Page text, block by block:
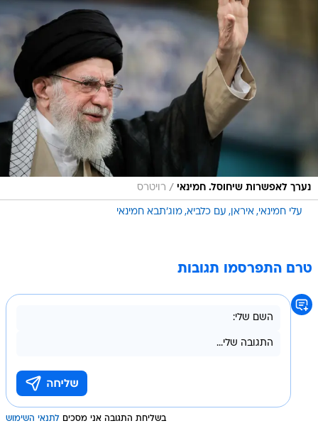
נערך לאפשרות שיחוסל. חמינאי / רויטרס
עלי חמינאי איראן עם כלביא מוג'תבא חמינאי
טרם התפרסמו תגובות
בשליחת התגובה אני מסכים לתנאי השימוש